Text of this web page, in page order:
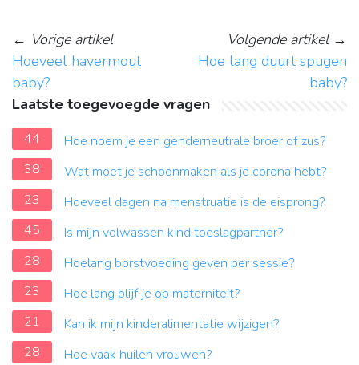
← Vorige artikel
Hoeveel havermout
baby?
Volgende artikel→
Hoe lang duurt spugen
baby?
Laatste toegevoegde vragen
44
Hoe noem je een genderneutrale broer of zus?
38
Wat moet je schoonmaken als je corona hebt?
23
Hoeveel dagen na menstruatie is de eisprong?
45
Is mijn volwassen kind toeslagpartner?
28
Hoelang borstvoeding geven per sessie?
23
Hoe lang blijf je op materniteit?
21
Kan ik mijn kinderalimentatie wijzigen?
28
Hoe vaak huilen vrouwen?